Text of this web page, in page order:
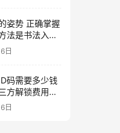
姿势 正确掌握
法是书法入门
日
码需要多少钱
方解锁费用详
日